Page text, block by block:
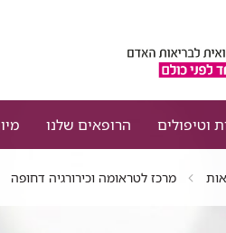
וטיפולים הרופאים שלנו
מרכז לטראומה וכירורגיה דחופה